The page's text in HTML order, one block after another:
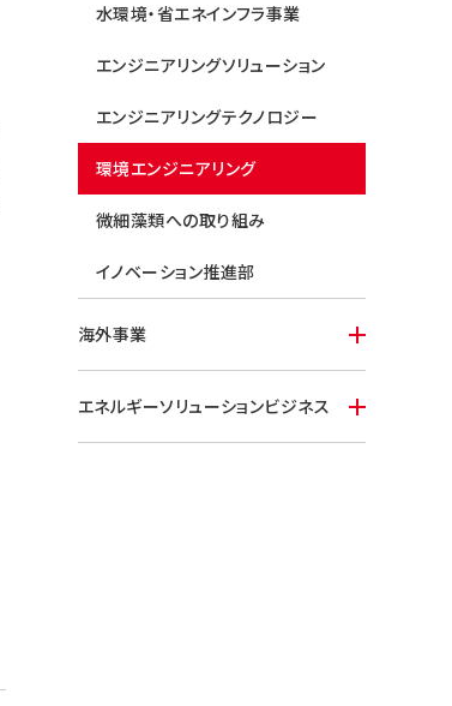
水環境・省エネインフラ事業
エンジニアリングソリューション
エンジニアリングテクノロジー
環境エンジニアリング
微細藻類への取り組み
イノベーション推進部
海外事業
エネルギーソリューションビジネス